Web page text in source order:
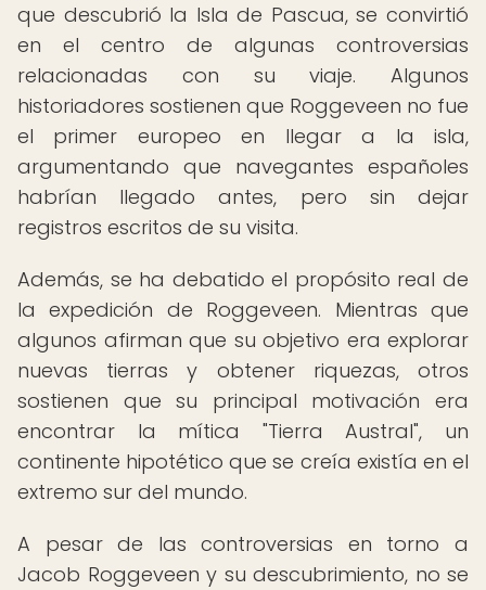
que descubrió la Isla de Pascua, se convirtió
en el centro de algunas controversias
relacionadas con su viaje. Algunos
historiadores sostienen que Roggeveen no fue
el primer europeo en llegar a la isla,
argumentando que navegantes españoles
habrían llegado antes, pero sin dejar
registros escritos de su visita.
Además, se ha debatido el propósito real de
la expedición de Roggeveen. Mientras que
algunos afirman que su objetivo era explorar
nuevas tierras y obtener riquezas, otros
sostienen que su principal motivación era
encontrar la mítica "Tierra Austral", un
continente hipotético que se creía existía en el
extremo sur del mundo.
A pesar de las controversias en torno a
Jacob Roggeveen y su descubrimiento, no se